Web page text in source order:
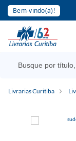
Bem-vindo(a)!
Livrarias Curitiba